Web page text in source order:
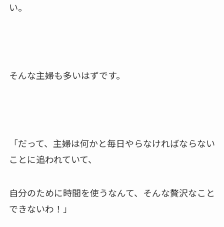
い。
そんな主婦も多いはずです。
「だって、主婦は何かと毎日やらなければならない
ことに追われていて、
自分のために時間を使うなんて、そんな贅沢なこと
できないわ！」